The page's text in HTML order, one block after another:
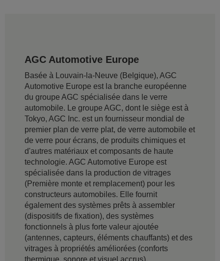
AGC Automotive Europe
Basée à Louvain-la-Neuve (Belgique), AGC
Automotive Europe est la branche européenne
du groupe AGC spécialisée dans le verre
automobile. Le groupe AGC, dont le siège est à
Tokyo, AGC Inc. est un fournisseur mondial de
premier plan de verre plat, de verre automobile et
de verre pour écrans, de produits chimiques et
d'autres matériaux et composants de haute
technologie. AGC Automotive Europe est
spécialisée dans la production de vitrages
(Première monte et remplacement) pour les
constructeurs automobiles. Elle fournit
également des systèmes prêts à assembler
(dispositifs de fixation), des systèmes
fonctionnels à plus forte valeur ajoutée
(antennes, capteurs, éléments chauffants) et des
vitrages à propriétés améliorées (conforts
thermique, sonore et visuel accrus).